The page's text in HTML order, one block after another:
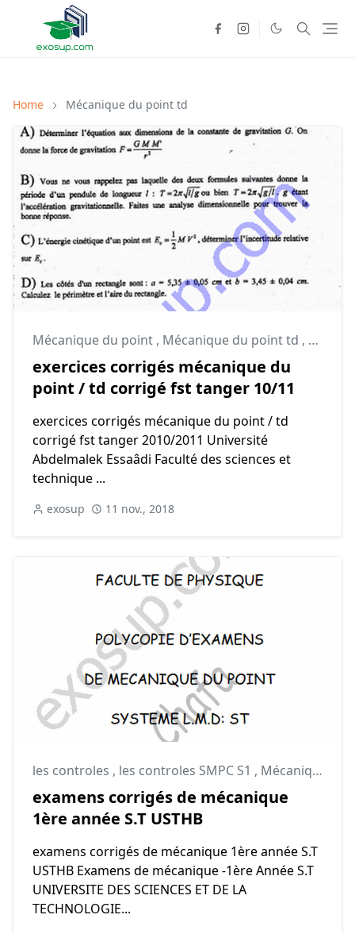
Home Mécanique du point td
Mécanique du point , Mécanique du point td , smpc
exercices corrigés mécanique du
point / td corrigé fst tanger 10/11
exercices corrigés mécanique du point / td
corrigé fst tanger 2010/2011 Université
Abdelmalek Essaâdi Faculté des sciences et
technique ...
exosup 11 nov., 2018
les controles , les controles SMPC S1 , Mécanique du point
examens corrigés de mécanique
1ère année S.T USTHB
examens corrigés de mécanique 1ère année S.T
USTHB Examens de mécanique -1ère Année S.T
UNIVERSITE DES SCIENCES ET DE LA
TECHNOLOGIE...